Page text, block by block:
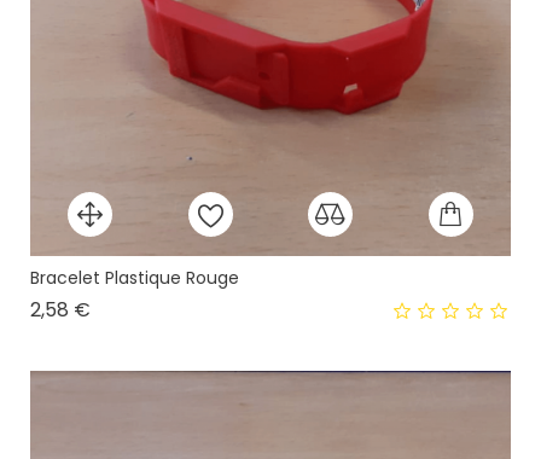
Bracelet Plastique Rouge
2,58 €